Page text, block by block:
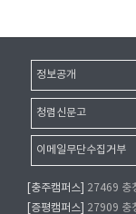
정보공개
청렴신문고
이메일무단수집거부
[충주캠퍼스]
27469 충
[증평캠퍼스]
27909 충